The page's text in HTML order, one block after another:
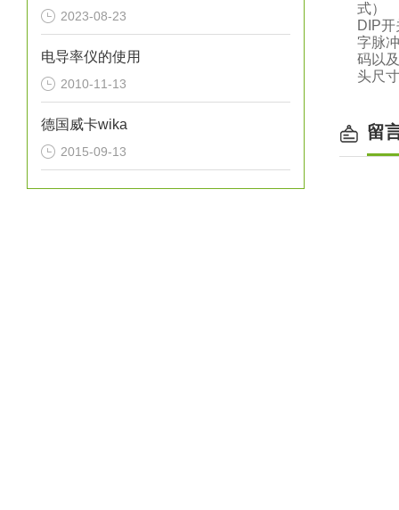
2023-08-23
电导率仪的使用
2010-11-13
德国威卡wika
2015-09-13
式）
DIP
字脉
码以
头尺
留